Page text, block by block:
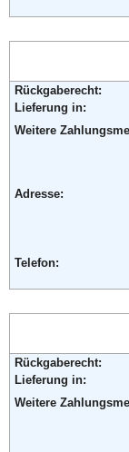
Rückgaberecht:
Lieferung in:
Weitere
Adresse:
Telefon:
Weiterführende
Rückgaberecht:
Lieferung in:
Weitere